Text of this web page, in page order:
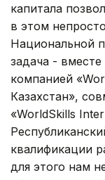
капитала
в этом
Национальной
задача -
компанией
Казахстан»,
«WorldSkills
квалификации
для этого нам